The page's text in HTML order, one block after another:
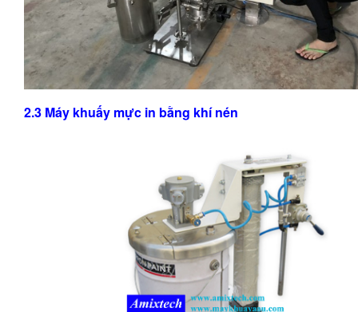
2.3 Máy khuấy mực in bằng khí nén